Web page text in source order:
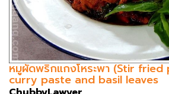
หมูผัดพริกแกงโหระพา (Stir
curry paste and basil leaves